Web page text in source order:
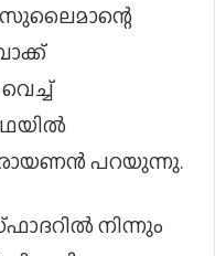
സുലൈമാന്റെ
പറയുന്നു.
നിന്നും